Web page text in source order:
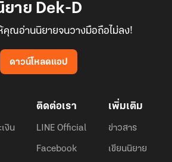
ยาย Dek-D
คุณอ่านนิยายจนวางมือถือไม่ลง!
ดาวน์โหลดแอป
งิน
ติดต่อเรา
LINE Official
Facebook
เพิ่มเติม
ข่าวสาร
เขียนนิยาย